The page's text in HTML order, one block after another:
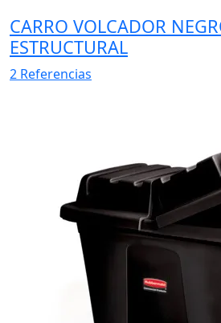
CARRO VOLCADOR
ESTRUCTURAL
2 Referencias